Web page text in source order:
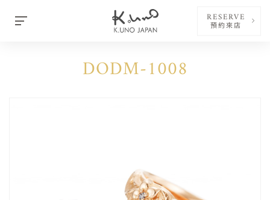
RESERVE
預約來店
DODM-1008